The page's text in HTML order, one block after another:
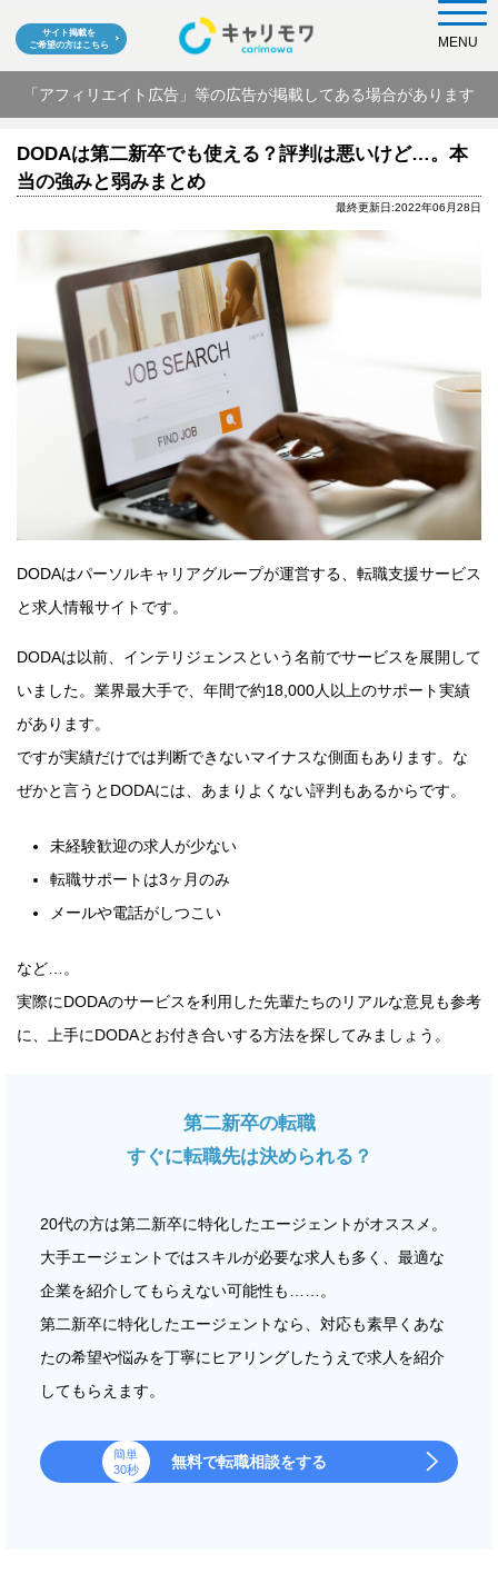
サイト掲載を
ご希望の方はこちら
「アフィリエイト広告」等の広告が掲載してある場合があります
MENU
DODAは第二新卒でも使える？評判は悪いけど…。本
当の強みと弱みまとめ
最終更新日:2022年06月28日
DODAはパーソルキャリアグループが運営する、転職支援サービス
と求人情報サイトです。
DODAは以前、インテリジェンスという名前でサービスを展開して
いました。業界最大手で、年間で約18,000人以上のサポート実績
があります。
ですが実績だけでは判断できないマイナスな側面もあります。な
ぜかと言うとDODAには、あまりよくない評判もあるからです。
未経験歓迎の求人が少ない
転職サポートは3ヶ月のみ
メールや電話がしつこい
など…。
実際にDODAのサービスを利用した先輩たちのリアルな意見も参考
に、上手にDODAとお付き合いする方法を探してみましょう。
第二新卒の転職
すぐに転職先は決められる？
20代の方は第二新卒に特化したエージェントがオススメ。
大手エージェントではスキルが必要な求人も多く、最適な
企業を紹介してもらえない可能性も……。
第二新卒に特化したエージェントなら、対応も素早くあな
たの希望や悩みを丁寧にヒアリングしたうえで求人を紹介
してもらえます。
簡単
30秒
無料で転職相談をする